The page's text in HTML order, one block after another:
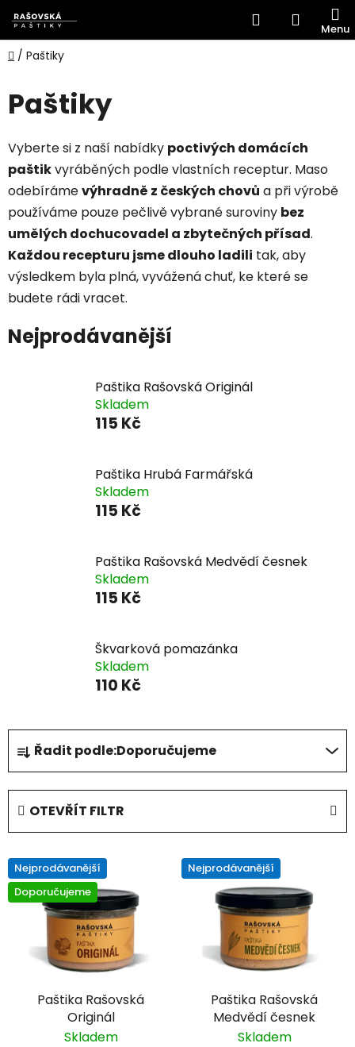
Přejít
na
obsah
Hledat
KOŠÍK
Domů
/ Paštiky
Paštiky
Vyberte si z naší nabídky poctivých domácích
paštikvyráběných podle vlastních receptur. Maso
odebírámevýhradně z českých chovů a při výrobě
používáme pouze pečlivě vybrané suroviny bez
umělých dochucovadel a zbytečných přísad.
Každou recepturu jsme dlouho ladili tak, aby
výsledkem byla plná, vyvážená chuť, ke které se
budete rádi vracet.
Nejprodávanější
Paštika Rašovská Originál
Skladem
115 Kč
Paštika Hrubá Farmářská
Skladem
115 Kč
Paštika Rašovská Medvědí česnek
Skladem
115 Kč
Škvarková pomazánka
Skladem
110 Kč
Ř
a
z
e
n
p
r
o
Řadit podle:Doporučujeme
OTEVŘÍT FILTR
V
ý
p
Nejprodávanější
Doporučujeme
Paštika Rašovská
Originál
Skladem
Nejprodávanější
Paštika Rašovská
Medvědí česnek
Skladem